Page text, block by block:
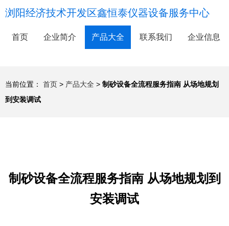
浏阳经济技术开发区鑫恒泰仪器设备服务中心
首页 企业简介 产品大全 联系我们 企业信息
当前位置： 首页 > 产品大全 > 制砂设备全流程服务指南 从场地规划
到安装调试
制砂设备全流程服务指南 从场地规划到
安装调试